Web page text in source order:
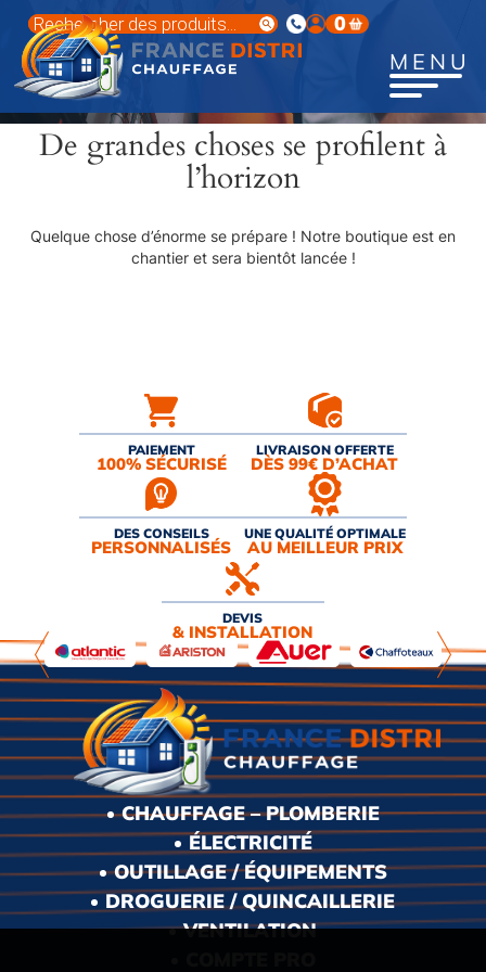
contenu
principal
Recherche
de
produits
0
MENU
De grandes choses se profilent à
l’horizon
Quelque chose d’énorme se prépare ! Notre boutique est en
chantier et sera bientôt lancée !
PAIEMENT
100% SÉCURISÉ
LIVRAISON OFFERTE
DÈS 99€ D’ACHAT
DES CONSEILS
PERSONNALISÉS
UNE QUALITÉ OPTIMALE
AU MEILLEUR PRIX
DEVIS
& INSTALLATION
CHAUFFAGE – PLOMBERIE
ÉLECTRICITÉ
OUTILLAGE / ÉQUIPEMENTS
DROGUERIE / QUINCAILLERIE
VENTILATION